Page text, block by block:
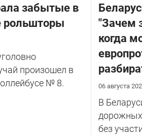
забытые в
рольшторы
произошел в
№ 8.
"Зачем
когда
06 августа
В
без